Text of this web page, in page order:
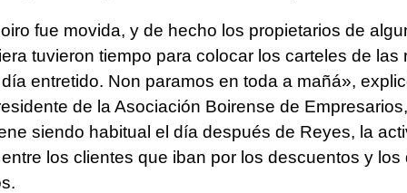
fue movida, y de hecho los propietarios de
tuvieron tiempo para colocar los carteles de las
entretido. Non paramos en toda a mañá»,
de la Asociación Boirense de
siendo habitual el día después de Reyes, la
los clientes que iban por los descuentos y los